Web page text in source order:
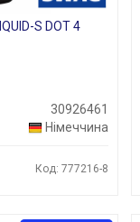
S DOT 4
30926461
Німеччина
Код: 777216-8